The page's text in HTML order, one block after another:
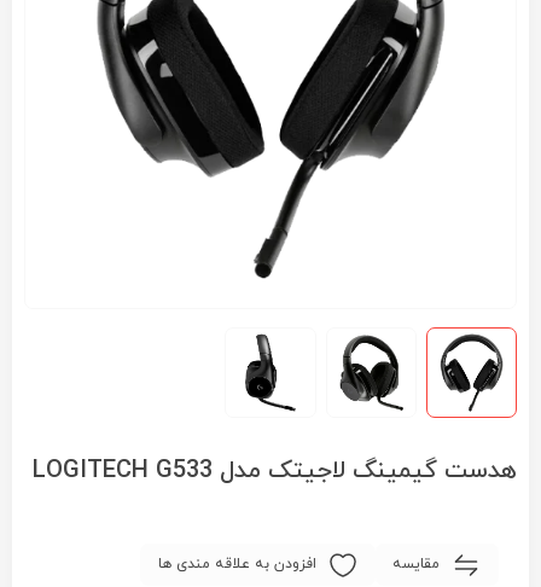
هدست گیمینگ لاجیتک مدل LOGITECH G533
مقایسه افزودن به علاقه مندی ها